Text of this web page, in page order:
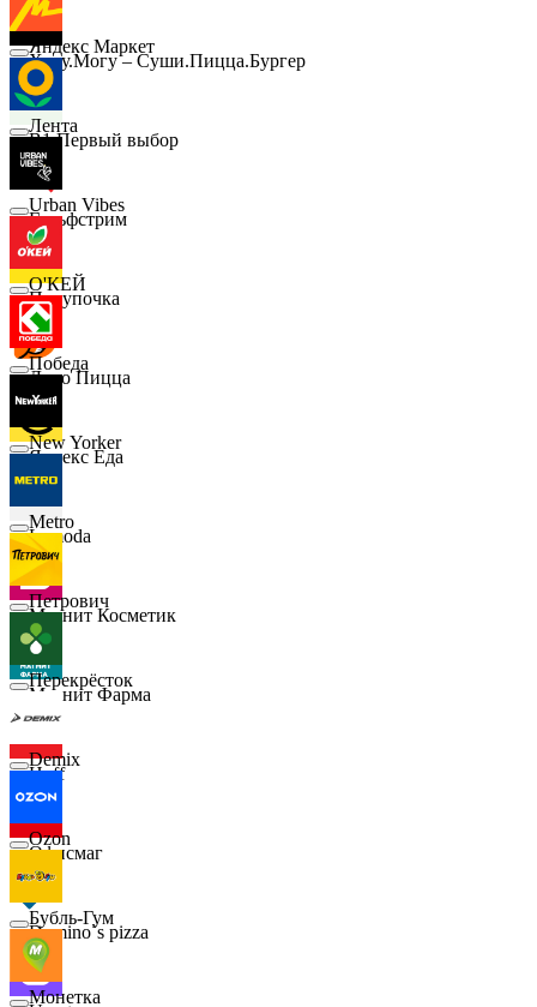
Хочу.Могу – Суши.Пицца.Бургер
B1 Первый выбор
Гольфстрим
Покупочка
Додо Пицца
Яндекс Еда
Lamoda
Магнит Косметик
Магнит Фарма
Hoff
Офисмаг
Domino`s pizza
Яндекс Маркет
Лента
Urban Vibes
О'КЕЙ
Победа
New Yorker
Metro
Петрович
Перекрёсток
Demix
Ozon
Бубль-Гум
Монетка